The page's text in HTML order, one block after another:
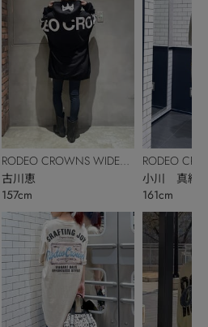
RODEO CROWNS WIDE
BOWL
古川恵
157cm
RODEO
BOWL
小川 真結
161cm